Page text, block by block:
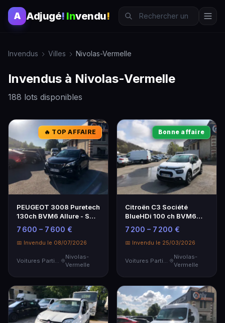
A Adjugé! Invendu!
Invendus Villes Nivolas-Vermelle
Invendus à Nivolas-Vermelle
188 lots disponibles
🔥 TOP AFFAIRE
PEUGEOT 3008 Puretech
130ch BVM6 Allure - SUV
d'occasion
7 600 – 7 600 €
📅 Invendu le 08/07/2026
Nivolas-
Vermelle
Bonne affaire
Citroën C3 Société
BlueHDi 100 ch BVM6
Plus - Voiture
Économique
7 200 – 7 200 €
📅 Invendu le 25/03/2026
Nivolas-
Vermelle